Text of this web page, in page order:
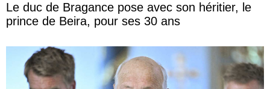
Le duc de Bragance pose avec son héritier, le
prince de Beira, pour ses 30 ans